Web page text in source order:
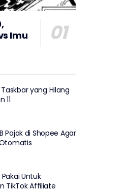
Imu
yang Hilang
11
Pajak di Shopee Agar
Untuk
TikTok Affiliate